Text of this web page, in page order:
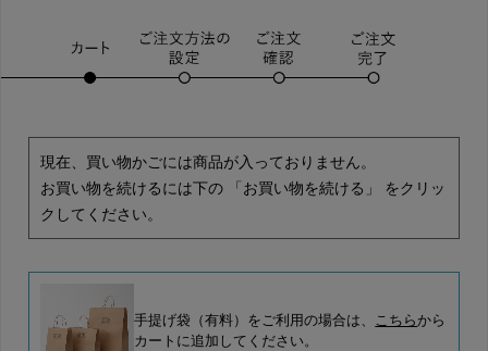
現在、買い物かごには商品が入っておりません。
お買い物を続けるには下の 「お買い物を続ける」 をクリッ
クしてください。
手提げ袋（有料）をご利用の場合は、 こちらから
カートに追加してください。